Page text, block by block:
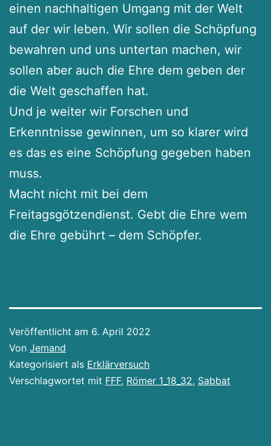
einen nachhaltigen Umgang mit der Welt
auf der wir leben. Wir sollen die Schöpfung
bewahren und uns untertan machen, wir
sollen aber auch die Ehre dem geben der
die Welt geschaffen hat.
Und je weiter wir Forschen und
Erkenntnisse gewinnen, um so klarer wird
es das es eine Schöpfung gegeben haben
muss.
Macht nicht mit bei dem
Freitagsgötzendienst. Gebt die Ehre wem
die Ehre gebührt – dem Schöpfer.
Veröffentlicht am 6. April 2022
Von Jemand
Kategorisiert als Erklärversuch
Verschlagwortet mit FFF, Römer 1_18_32, Sabbat